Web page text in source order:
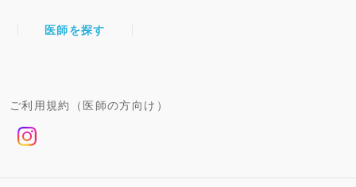
医師を探す
ご利用規約（医師の方向け）